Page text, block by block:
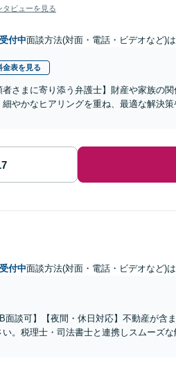
タビューを見る
付中面談方法(対面・電話・ビデオなど)
金表を見る
者さまに寄り添う弁護士】財産や家族の
やかなヒアリングを重ね、最適な解決
付中面談方法(対面・電話・ビデオなど)
面談可】【夜間・休日対応】不動産が
。税理士・司法書士と連携しスムーズ